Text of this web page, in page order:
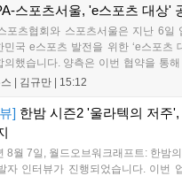
시연 참여 관람객에게는 선착순으
스포츠서울, 'e스포츠 대상'
포츠협회와 스포츠서울은 지난 6일
민국 e스포츠 발전을 위한 ‘e스포츠
의했습니다. 양측은 이번 협약을 통
강화하고 MZ세대를 겨냥한 미디어
회장은 10년 만에 재추진되는 이번
가치를 널리 알리는 권위 있는 행사가
니다....
| 김규만 | 15:12
] 한밤 시즌2 '울라텍의 저주
8월 7일, 월드오브워크래프트: 한밤
자 인터뷰가 진행되었습니다. 이번